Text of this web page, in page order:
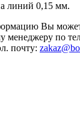
линий 0,15 мм.
Вы
менеджеру по
почту: